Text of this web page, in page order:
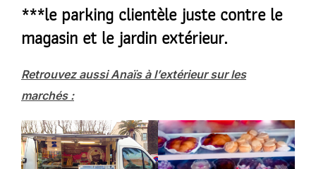
***le parking clientèlejuste contre le
magasin et le jardin extérieur.
Retrouvez aussi Anaïs à l’extérieur sur les
marchés :